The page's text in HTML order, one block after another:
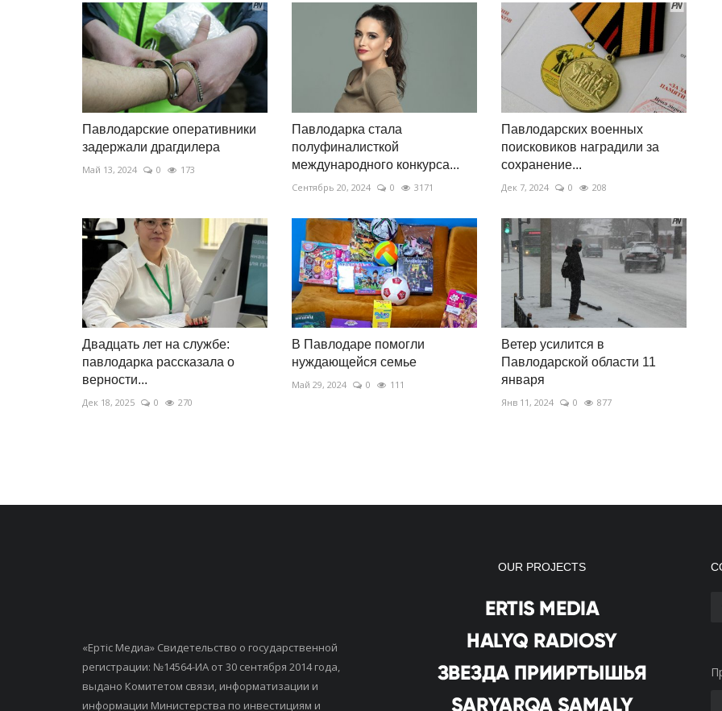
Павлодарские оперативники
задержали драгдилера
Май 13, 2024 0 173
Павлодарка стала
полуфиналисткой
международного конкурса...
Сентябрь 20, 2024 0 3171
Павлодарских военных
поисковиков наградили за
сохранение...
Дек 7, 2024 0 208
Двадцать лет на службе:
павлодарка рассказала о
верности...
Дек 18, 2025 0 270
В Павлодаре помогли
нуждающейся семье
Май 29, 2024 0 111
Ветер усилится в
Павлодарской области 11
января
Янв 11, 2024 0 877
«Ертiс Медиа» Свидетельство о государственной
регистрации: №14564-ИА от 30 сентября 2014 года,
выдано Комитетом связи, информатизации и
информации Министерства по инвестициям и
OUR PROJECTS